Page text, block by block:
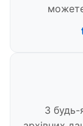
З будь-